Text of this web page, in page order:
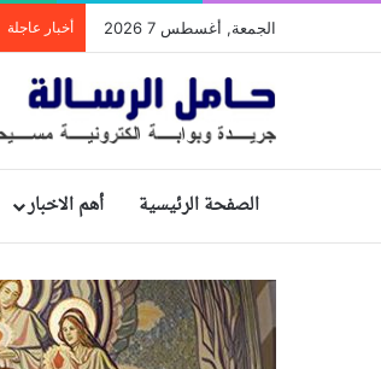
الجمعة, أغسطس 7 2026 أخبار عاجلة
الصفحة الرئيسية أهم الاخبار